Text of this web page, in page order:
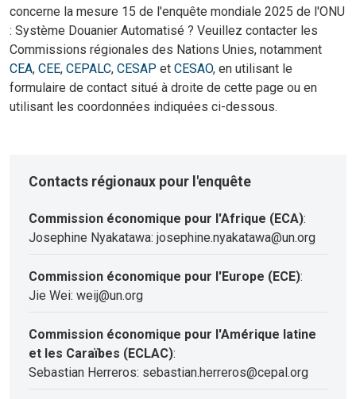
concerne la mesure 15 de l'enquête mondiale 2025 de l'ONU
: Système Douanier Automatisé ? Veuillez contacter les
Commissions régionales des Nations Unies, notamment
CEA, CEE, CEPALC, CESAP et CESAO, en utilisant le
formulaire de contact situé à droite de cette page ou en
utilisant les coordonnées indiquées ci-dessous.
Contacts régionaux pour l'enquête
Commission économique pour l'Afrique (ECA):
Josephine Nyakatawa: josephine.nyakatawa@un.org
Commission économique pour l'Europe (ECE):
Jie Wei: weij@un.org
Commission économique pour l'Amérique latine
et les Caraïbes (ECLAC):
Sebastian Herreros: sebastian.herreros@cepal.org